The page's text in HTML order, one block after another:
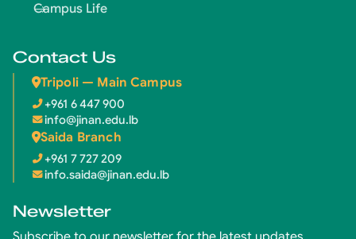
Campus Life
Contact Us
Tripoli — Main Campus
+961 6 447 900
info@jinan.edu.lb
Saida Branch
+961 7 727 209
info.saida@jinan.edu.lb
Newsletter